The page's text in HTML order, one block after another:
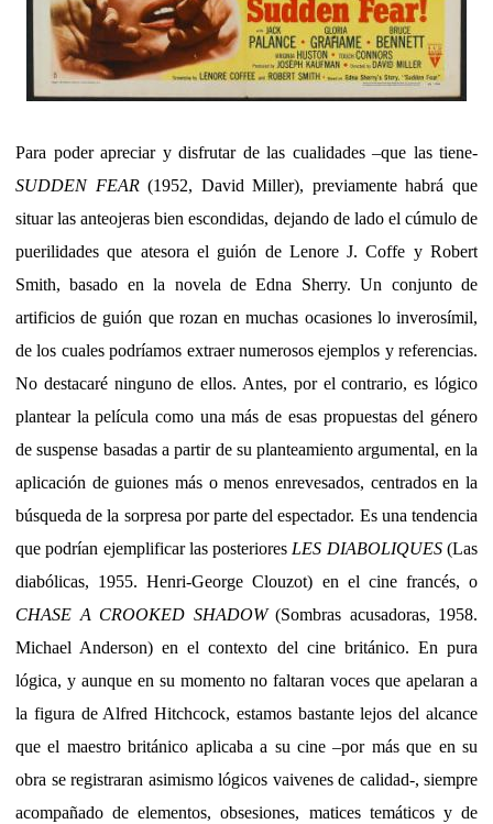
Para poder apreciar y disfrutar de las cualidades –que las tiene-
SUDDEN FEAR(1952, David Miller), previamente habrá que
situar las anteojeras bien escondidas, dejando de lado el cúmulo de
puerilidades que atesora el guión de Lenore J. Coffe y Robert
Smith, basado en la novela de Edna Sherry. Un conjunto de
artificios de guión que rozan en muchas ocasiones lo inverosímil,
de los cuales podríamos extraer numerosos ejemplos y referencias.
No destacaré ninguno de ellos. Antes, por el contrario, es lógico
plantear la película como una más de esas propuestas del género
de suspense basadas a partir de su planteamiento argumental, en la
aplicación de guiones más o menos enrevesados, centrados en la
búsqueda de la sorpresa por parte del espectador. Es una tendencia
que podrían ejemplificar las posteriores LES DIABOLIQUES(Las
diabólicas, 1955. Henri-George Clouzot) en el cine francés, o
CHASE A CROOKED SHADOW(Sombras acusadoras, 1958.
Michael Anderson) en el contexto del cine británico. En pura
lógica, y aunque en su momento no faltaran voces que apelaran a
la figura de Alfred Hitchcock, estamos bastante lejos del alcance
que el maestro británico aplicaba a su cine –por más que en su
obra se registraran asimismo lógicos vaivenes de calidad-, siempre
acompañado de elementos, obsesiones, matices temáticos y de